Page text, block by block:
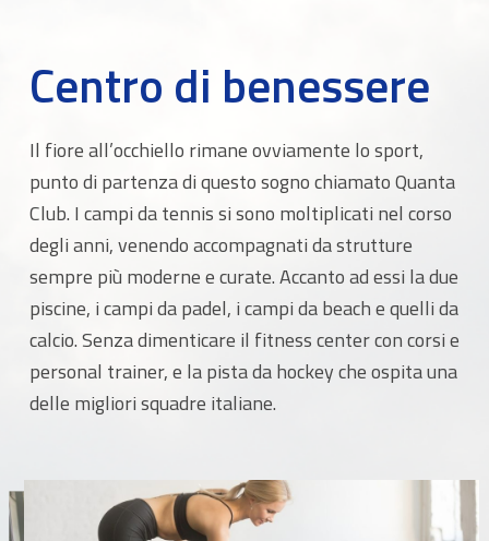
Centro di benessere
Il fiore all’occhiello rimane ovviamente lo sport,
punto di partenza di questo sogno chiamato Quanta
Club. I campi da tennis si sono moltiplicati nel corso
degli anni, venendo accompagnati da strutture
sempre più moderne e curate. Accanto ad essi la due
piscine, i campi da padel, i campi da beach e quelli da
calcio. Senza dimenticare il fitness center con corsi e
personal trainer, e la pista da hockey che ospita una
delle migliori squadre italiane.